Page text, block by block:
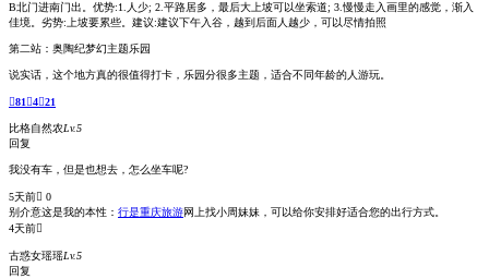
B北门进南门出。优势:1.人少; 2.平路居多，最后大上坡可以坐索道; 3.慢慢走入画里的感觉，渐入
佳境。劣势:上坡要累些。建议:建议下午入谷，越到后面人越少，可以尽情拍照
第二站：奥陶纪梦幻主题乐园
说实话，这个地方真的很值得打卡，乐园分很多主题，适合不同年龄的人游玩。
81421
比格自然农Lv.5
回复
我没有车，但是也想去，怎么坐车呢?
5天前 0
别介意这是我的本性： 行是重庆旅游网上找小周妹妹，可以给你安排好适合您的出行方式。
4天前
古惑女瑶瑶Lv.5
回复